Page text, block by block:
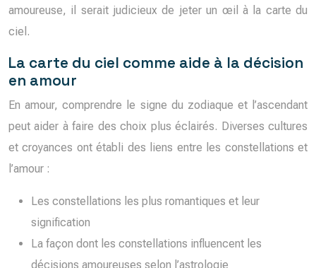
amoureuse, il serait judicieux de jeter un œil à la carte du
ciel.
La carte du ciel comme aide à la décision
en amour
En amour, comprendre le signe du zodiaque et l’ascendant
peut aider à faire des choix plus éclairés. Diverses cultures
et croyances ont établi des liens entre les constellations et
l’amour :
Les constellations les plus romantiques et leur
signification
La façon dont les constellations influencent les
décisions amoureuses selon l’astrologie